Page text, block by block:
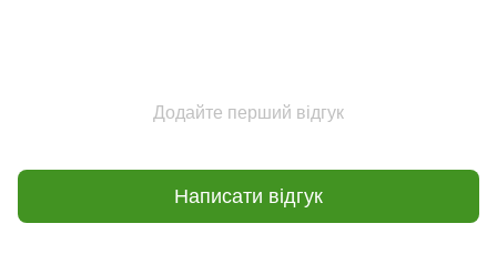
Додайте перший відгук
Написати відгук